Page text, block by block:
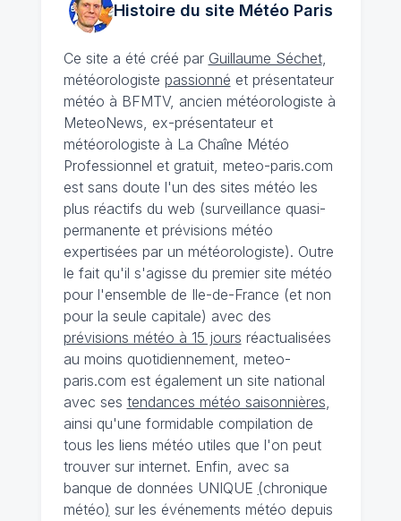
Histoire du site MétéoParis
Ce site a été créé par Guillaume Séchet,
météorologiste passionné et présentateur
météo à BFMTV, ancien météorologiste à
MeteoNews, ex-présentateur et
météorologiste à La Chaîne Météo
Professionnel et gratuit, meteo-paris.com
est sans doute l'un des sites météo les
plus réactifs du web (surveillance quasi-
permanente et prévisions météo
expertisées par un météorologiste). Outre
le fait qu'il s'agisse du premier site météo
pour l'ensemble de Ile-de-France (et non
pour la seule capitale) avec des
prévisions météo à 15 jours réactualisées
au moins quotidiennement, meteo-
paris.com est également un site national
avec ses tendances météo saisonnières,
ainsi qu'une formidable compilation de
tous les liens météo utiles que l'on peut
trouver sur internet. Enfin, avec sa
banque de données UNIQUE (chronique
météo) sur les événements météo depuis